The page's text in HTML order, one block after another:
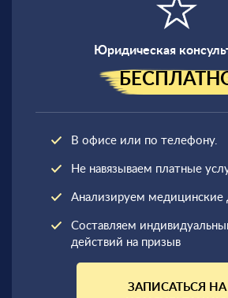
Юридическая
В офисе или по телефону.
Не навязываем платные
Анализируем медицинские
Составляем
действий на призыв
ЗАПИСАТЬСЯ НА